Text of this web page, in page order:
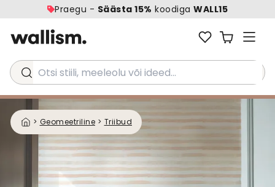
Praegu - Säästa 15% koodiga WALL15
Otsi stiili, meeleolu või ideed...
> Geomeetriline > Triibud